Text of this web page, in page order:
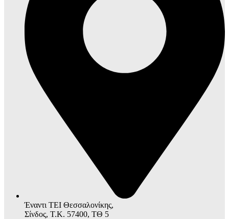
Έναντι ΤΕΙ Θεσσαλονίκης,
Σίνδος, Τ.Κ. 57400, ΤΘ 5